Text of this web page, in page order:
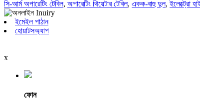
সি-আর্ম অপারেটিং টেবিল, অপারেটিং থিয়েটার টেবিল, একক-বাহু দুল,ইলেক্ট্রো
ইমেইল পাঠান
হোয়াটসঅ্যাপ
x
ফোন